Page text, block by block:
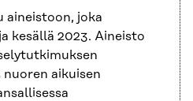
aineistoon, joka
kesällä 2023. Aineisto
aikuisen